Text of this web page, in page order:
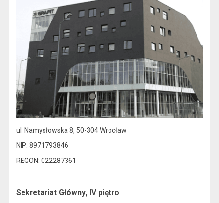
ul. Namysłowska 8, 50-304 Wrocław
NIP: 8971793846
REGON: 022287361
Sekretariat Główny, IV piętro